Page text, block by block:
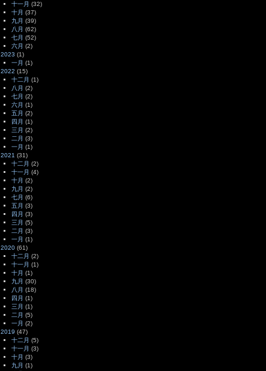
十一月 (32)
十月 (37)
九月 (39)
八月 (62)
七月 (52)
六月 (2)
2023 (1)
一月 (1)
2022 (15)
十二月 (1)
八月 (2)
七月 (2)
六月 (1)
五月 (2)
四月 (1)
三月 (2)
二月 (3)
一月 (1)
2021 (31)
十二月 (2)
十一月 (4)
十月 (2)
九月 (2)
七月 (6)
五月 (3)
四月 (3)
三月 (5)
二月 (3)
一月 (1)
2020(61)
十二月 (2)
十一月 (1)
十月 (1)
九月 (30)
八月 (18)
四月 (1)
三月 (1)
二月 (5)
一月 (2)
2019 (47)
十二月 (5)
十一月 (3)
十月 (3)
九月 (1)